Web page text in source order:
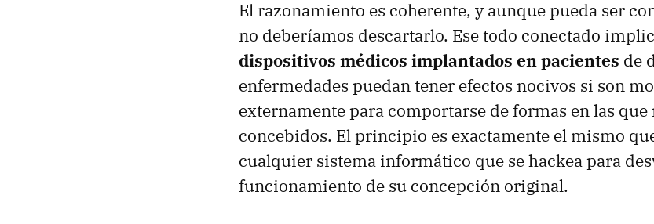
El razonamiento es coherente, y aunque pueda ser
no deberíamos descartarlo. Ese todo conectado
dispositivos médicos implantados en pacientes de
enfermedades puedan tener efectos nocivos si son
externamente para comportarse de formas en las
concebidos. El principio es exactamente el mismo
cualquier sistema informático que se hackea para
funcionamiento de su concepción original.